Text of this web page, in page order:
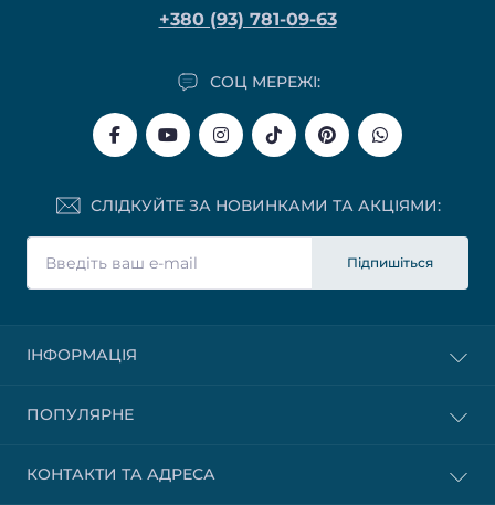
+380 (93) 781-09-63
СОЦ МЕРЕЖІ:
СЛІДКУЙТЕ ЗА НОВИНКАМИ ТА АКЦІЯМИ:
Підпишіться
ІНФОРМАЦІЯ
ПОПУЛЯРНЕ
КОНТАКТИ ТА АДРЕСА